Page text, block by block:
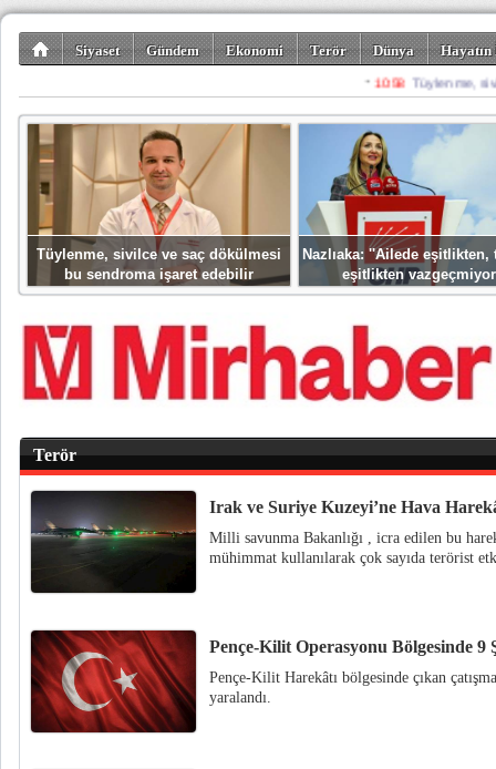
Siyaset Gündem Ekonomi Terör Dünya
Spor Misafir
Tüylenme, sivilce ve saç dökülmesi
bu sendroma işaret edebilir
Nazlıaka: ''Ailede eşitlikten,
eşitlikten
Terör
Irak ve Suriye Kuzeyi’ne Hava
Milli savunma Bakanlığı , icra edilen bu
mühimmat kullanılarak çok sayıda terörist
Pençe-Kilit Operasyonu Bölgesinde 9
Pençe-Kilit Harekâtı bölgesinde çıkan
yaralandı.